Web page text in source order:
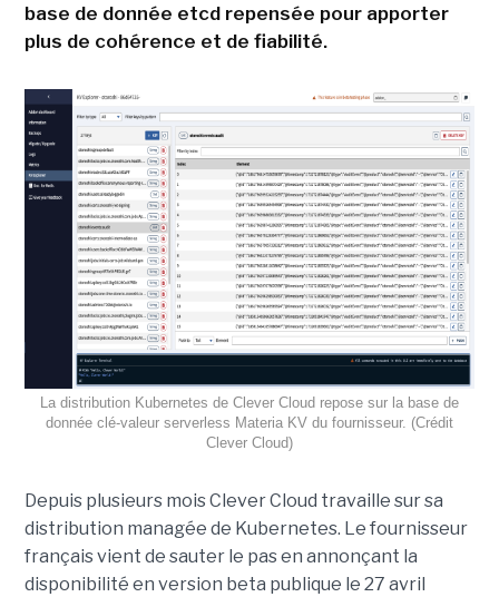
base de donnée etcd repensée pour apporter
plus de cohérence et de fiabilité.
La distribution Kubernetes de Clever Cloud repose sur la base de
donnée clé-valeur serverless Materia KV du fournisseur. (Crédit
Clever Cloud)
Depuis plusieurs mois Clever Cloud travaille sur sa
distribution managée de Kubernetes. Le fournisseur
français vient de sauter le pas en annonçant la
disponibilité en version beta publique le 27 avril